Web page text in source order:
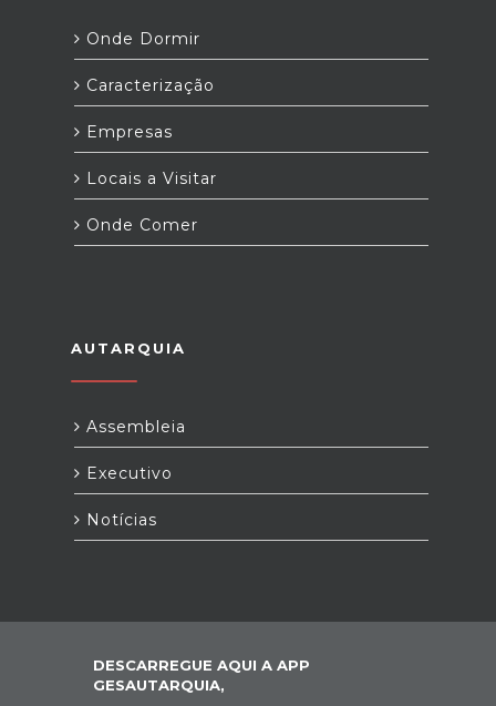
Onde Dormir
Caracterização
Empresas
Locais a Visitar
Onde Comer
AUTARQUIA
Assembleia
Executivo
Notícias
DESCARREGUE AQUI A APP
GESAUTARQUIA,